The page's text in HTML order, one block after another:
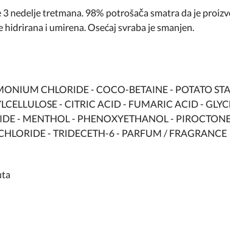
nedelje tretmana. 98% potrošača smatra da je
hidrirana i umirena. Osećaj svraba je smanjen.
CHLORIDE - COCO-BETAINE - POTATO
- CITRIC ACID - FUMARIC ACID -
- MENTHOL - PHENOXYETHANOL -
- TRIDECETH-6 - PARFUM / FRAGRANCE